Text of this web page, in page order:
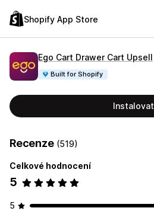
Shopify App Store
Ego Cart Drawer Cart Upsell
Built for Shopify
Instalovat
Recenze (519)
Celkové hodnocení
5
5